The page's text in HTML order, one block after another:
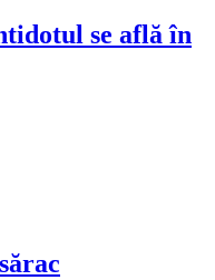
se află în